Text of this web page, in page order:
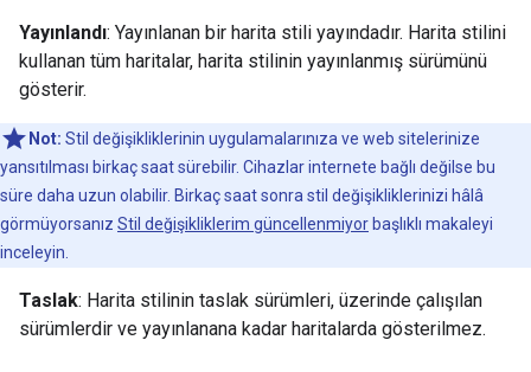
Yayınlandı: Yayınlanan bir harita stili yayındadır. Harita stilini
kullanan tüm haritalar, harita stilinin yayınlanmış sürümünü
gösterir.
Not: Stil değişikliklerinin uygulamalarınıza ve web sitelerinize
yansıtılması birkaç saat sürebilir. Cihazlar internete bağlı değilse bu
süre daha uzun olabilir. Birkaç saat sonra stil değişikliklerinizi hâlâ
görmüyorsanız Stil değişikliklerim güncellenmiyor başlıklı makaleyi
inceleyin.
Taslak: Harita stilinin taslak sürümleri, üzerinde çalışılan
sürümlerdir ve yayınlanana kadar haritalarda gösterilmez.